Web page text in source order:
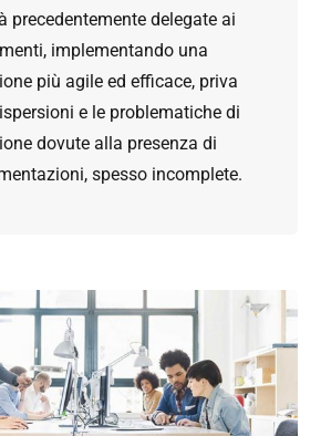
precedentemente delegate ai
implementando una
più agile ed efficace, priva
e le problematiche di
dovute alla presenza di
spesso incomplete.